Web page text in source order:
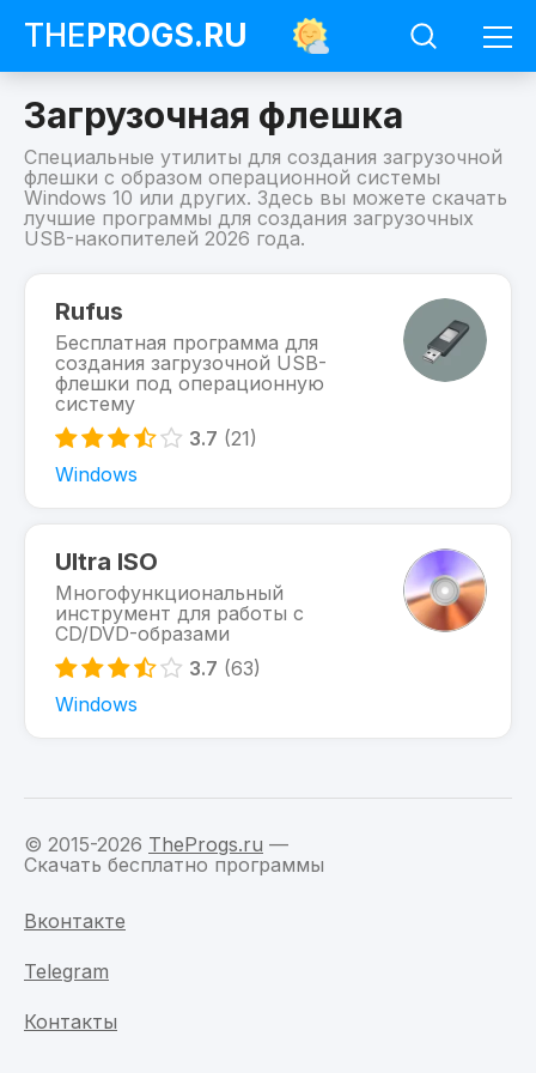
THEPROGS.RU
Загрузочная флешка
Специальные утилиты для создания загрузочной
флешки с образом операционной системы
Windows 10 или других. Здесь вы можете скачать
лучшие программы для создания загрузочных
USB-накопителей 2026 года.
Загрузочная
флешка
Rufus
Бесплатная программа для
создания загрузочной USB-
флешки под операционную
систему
3.7 (21)
Windows
Ultra ISO
Многофункциональный
инструмент для работы с
CD/DVD-образами
3.7 (63)
Windows
© 2015-2026 TheProgs.ru —
Скачать бесплатно программы
Вконтакте
Telegram
Контакты